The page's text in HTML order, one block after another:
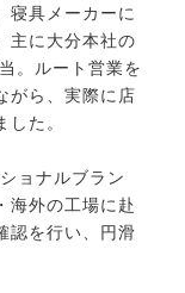
寝具メーカーに
主に大分本社の
。ルート営業を
がら、実際に店
た。
ョナルブラン
海外の工場に赴
認を行い、円滑